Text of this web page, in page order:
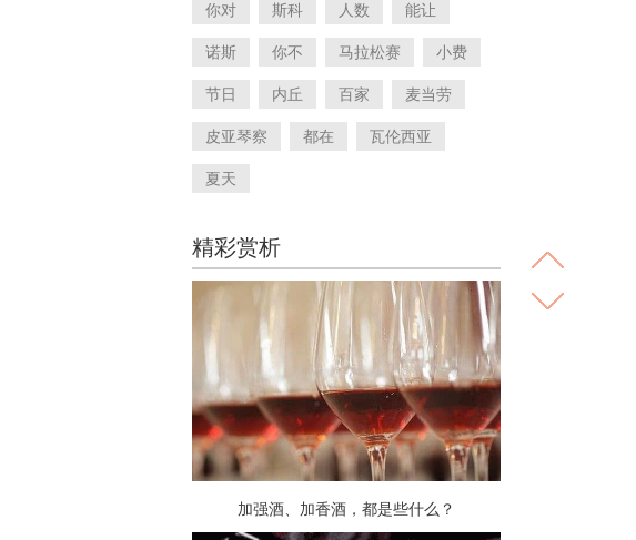
你对 斯科 人数 能让
诺斯 你不 马拉松赛 小费
节日 内丘 百家 麦当劳
皮亚琴察 都在 瓦伦西亚
夏天
精彩赏析
加强酒、加香酒，都是些什么？